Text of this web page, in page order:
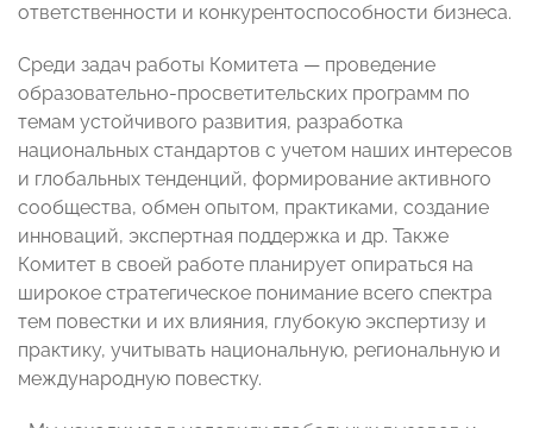
ответственности и конкурентоспособности бизнеса.
Среди задач работы Комитета — проведение
образовательно-просветительских программ по
темам устойчивого развития, разработка
национальных стандартов с учетом наших интересов
и глобальных тенденций, формирование активного
сообщества, обмен опытом, практиками, создание
инноваций, экспертная поддержка и др. Также
Комитет в своей работе планирует опираться на
широкое стратегическое понимание всего спектра
тем повестки и их влияния, глубокую экспертизу и
практику, учитывать национальную, региональную и
международную повестку.